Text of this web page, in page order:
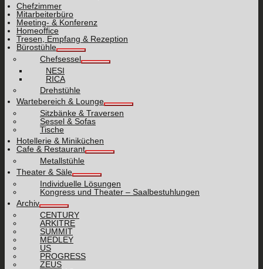
Chefzimmer
Mitarbeiterbüro
Meeting- & Konferenz
Homeoffice
Tresen, Empfang & Rezeption
Bürostühle
Chefsessel
NESI
RICA
Drehstühle
Wartebereich & Lounge
Sitzbänke & Traversen
Sessel & Sofas
Tische
Hotellerie & Miniküchen
Cafe & Restaurant
Metallstühle
Theater & Säle
Individuelle Lösungen
Kongress und Theater – Saalbestuhlungen
Archiv
CENTURY
ARKITRE
SUMMIT
MEDLEY
US
PROGRESS
ZEUS